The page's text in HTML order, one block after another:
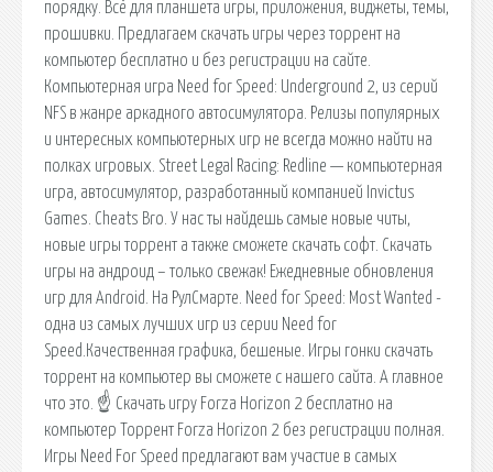
порядку. Всё для планшета игры, приложения, виджеты, темы,
прошивки. Предлагаем скачать игры через торрент на
компьютер бесплатно и без регистрации на сайте.
Компьютерная игра Need for Speed: Underground 2, из серий
NFS в жанре аркадного автосимулятора. Релизы популярных
и интересных компьютерных игр не всегда можно найти на
полках игровых. Street Legal Racing: Redline — компьютерная
игра, автосимулятор, разработанный компанией Invictus
Games. Cheats Bro. У нас ты найдешь самые новые читы,
новые игры торрент а также сможете скачать софт. Скачать
игры на андроид – только свежак! Ежедневные обновления
игр для Android. На РулCмарте. Need for Speed: Most Wanted -
одна из самых лучших игр из серии Need for
Speed.Качественная графика, бешеные. Игры гонки скачать
торрент на компьютер вы сможете с нашего сайта. А главное
что это. ☝ Скачать игру Forza Horizon 2 бесплатно на
компьютер Торрент Forza Horizon 2 без регистрации полная.
Игры Need For Speed предлагают вам участие в самых